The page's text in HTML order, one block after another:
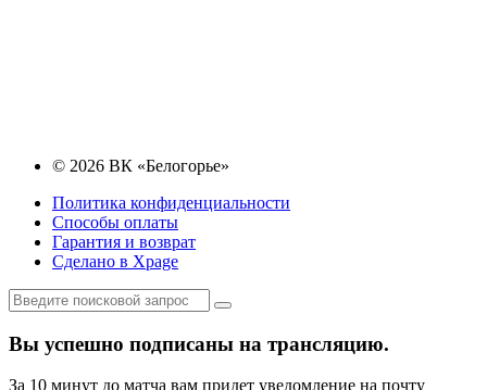
© 2026 ВК «Белогорье»
Политика конфиденциальности
Способы оплаты
Гарантия и возврат
Сделано в Xpage
Вы успешно подписаны на трансляцию.
За 10 минут до матча вам придет уведомление на почту